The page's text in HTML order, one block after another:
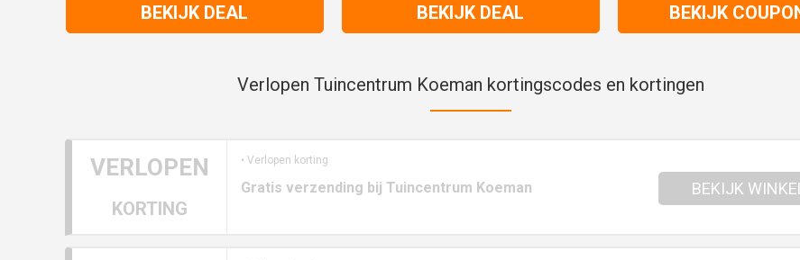
BEKIJK DEAL BEKIJK DEAL BEKIJK
Verlopen Tuincentrum Koeman kortingscodes en kortingen
VERLOPEN
KORTING
• Verlopen korting
Gratis verzending bij Tuincentrum Koeman BEKIJK WINKEL